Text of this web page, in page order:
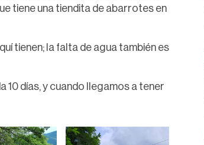
tiene una tiendita de abarrotes en
tienen; la falta de agua también es
10 días, y cuando llegamos a tener